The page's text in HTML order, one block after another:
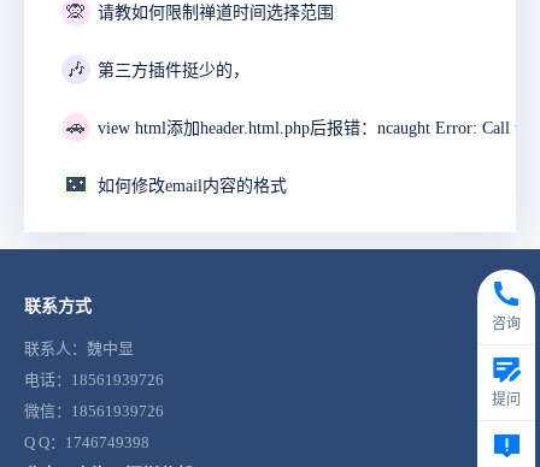
🙊 请教如何限制禅道时间选择范围
🎶 第三方插件挺少的，
🚗
🌃 如何修改email内容的格式
联系方式
联系人：魏中显
电话：18561939726
微信：18561939726
Q Q：1746749398
咨询
提问